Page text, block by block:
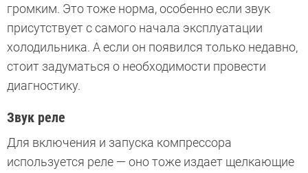
громким. Это тоже норма, особенно если звук
присутствует с самого начала эксплуатации
холодильника. А если он появился только недавно,
стоит задуматься о необходимости провести
диагностику.
Звук реле
Для включения и запуска компрессора
используется реле — оно тоже издает щелкающие